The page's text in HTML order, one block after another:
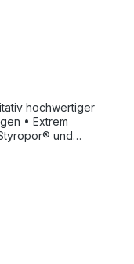
Papier, Metall,
etc.) • Für